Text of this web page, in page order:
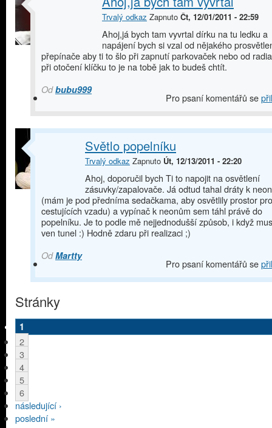
Trvalý odkaz Zapnuto Čt, 12/01/2011 - 22:59
Ahoj,já bych tam vyvrtal dírku na tu ledku a
napájení bych si vzal od nějakého
přepínače aby ti to šlo při zapnutí parkovaček nebo od
při otočení klíčku to je na tobě jak to budeš chtít.
Odbubu999
Pro psaní komentářů se
Světlo popelníku
Trvalý odkaz Zapnuto Út, 12/13/2011 - 22:20
Ahoj, doporučil bych Ti to napojit na osvětlení
zásuvky/zapalovače. Já odtud tahal dráty k
(mám je pod předníma sedačkama, aby osvětlily prostor
cestujících vzadu) a vypínač k neonům sem táhl právě do
popelníku. Je to podle mě nejjednodušší způsob, i když
ven tunel :) Hodně zdaru při realizaci ;)
OdMartty
Pro psaní komentářů se
Stránky
1
2
3
4
5
6
následující ›
poslední »